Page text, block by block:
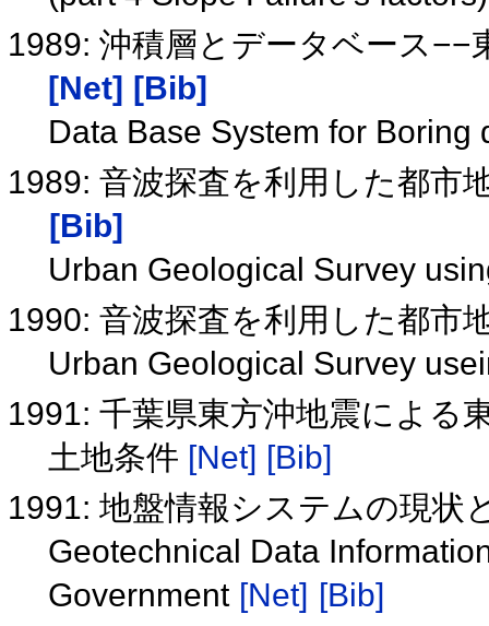
1989: 沖積層とデータベース
[Net] [Bib]
Data Base System for Boring
1989: 音波探査を利用した都市
[Bib]
Urban Geological Survey
1990: 音波探査を利用した都市
Urban Geological Survey
1991: 千葉県東方沖地震による
土地条件 [Net] [Bib]
1991: 地盤情報システムの現状
Geotechnical Data
Government [Net] [Bib]